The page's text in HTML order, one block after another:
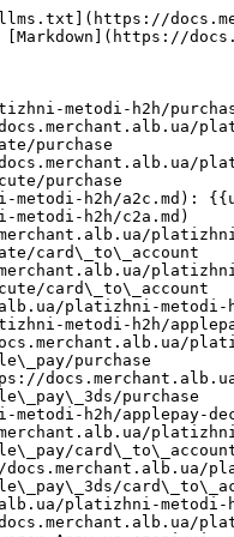
platizhni-metodi-h2h/applepay-encrypted/zapit-otrimannya-dannikh-merchanta-apau.md): {{url}}/ecom/execute\_request/payments/v1/applepay/merchant/get
- [Запит валідації мерчанта](https://docs.merchant.alb.ua/platizhni-metodi-h2h/applepay-encrypted/zapit-validaciyi-merchanta.md): Запит через сервер проксі до сервера apple pay для отримання валідації мерчанта
- [Запит встановлення сесії в aPау](https://docs.merchant.alb.ua/platizhni-metodi-h2h/applepay-encrypted/zapit-vstanovlennya-sesiyi-v-apau.md): Запит за допомогою якого встановлюється сесія в aPау. У відповідь повертаються токенізовані картки клієнта
- [Запит проведення платежу](https://docs.merchant.alb.ua/platizhni-metodi-h2h/applepay-encrypted/zapit-provedennya-platezhu.md): {{url}}/ecom/execute\_request/payments/v1/apple\_pay/token/purchase
- [GooglePay™ decrypted](https://docs.merchant.alb.ua/platizhni-metodi-h2h/googlepay-tm-decrypted.md)
- [PURCHASE](https://docs.merchant.alb.ua/platizhni-metodi-h2h/googlepay-tm-decrypted/purchase.md)
- [Запит проведення purchase Крок 1](https://docs.merchant.alb.ua/platizhni-metodi-h2h/googlepay-tm-decrypted/purchase/zapit-provedennya-purchase-krok-1.md): {{url}}/ecom/execute\_request/payments/v3/google\_pay/purchase
- [Запит проведення purchase Крок